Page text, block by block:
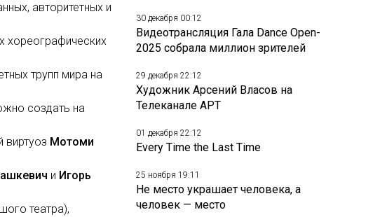
авторитетных и
хореографических
трупп мира на
создать на
виртуоз Мотоми
и Игорь
театра),
30 декабря 00:12
Видеотрансляция Гала Dance Open-
2025 собрала миллион зрителей
29 декабря 22:12
Художник Арсений Власов на
Телеканале АРТ
01 декабря 22:12
Every Time the Last Time
25 ноября 19:11
Не место украшает человека, а
человек — место